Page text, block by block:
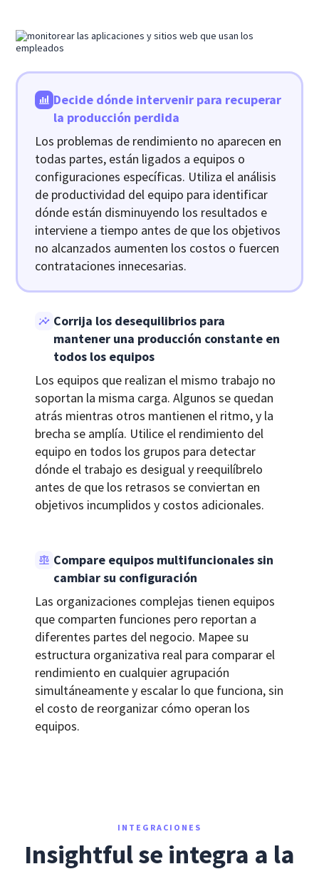
Decide dónde intervenir para recuperar
la producción perdida
Los problemas de rendimiento no aparecen en
todas partes, están ligados a equipos o
configuraciones específicas. Utiliza el análisis
de productividad del equipo para identificar
dónde están disminuyendo los resultados e
interviene a tiempo antes de que los objetivos
no alcanzados aumenten los costos o fuercen
contrataciones innecesarias.
Corrija los desequilibrios para
mantener una producción constante en
todos los equipos
Los equipos que realizan el mismo trabajo no
soportan la misma carga. Algunos se quedan
atrás mientras otros mantienen el ritmo, y la
brecha se amplía. Utilice el rendimiento del
equipo en todos los grupos para detectar
dónde el trabajo es desigual y reequilíbrelo
antes de que los retrasos se conviertan en
objetivos incumplidos y costos adicionales.
Compare equipos multifuncionales sin
cambiar su configuración
Las organizaciones complejas tienen equipos
que comparten funciones pero reportan a
diferentes partes del negocio. Mapee su
estructura organizativa real para comparar el
rendimiento en cualquier agrupación
simultáneamente y escalar lo que funciona, sin
el costo de reorganizar cómo operan los
equipos.
INTEGRACIONES
Insightful se integra a la